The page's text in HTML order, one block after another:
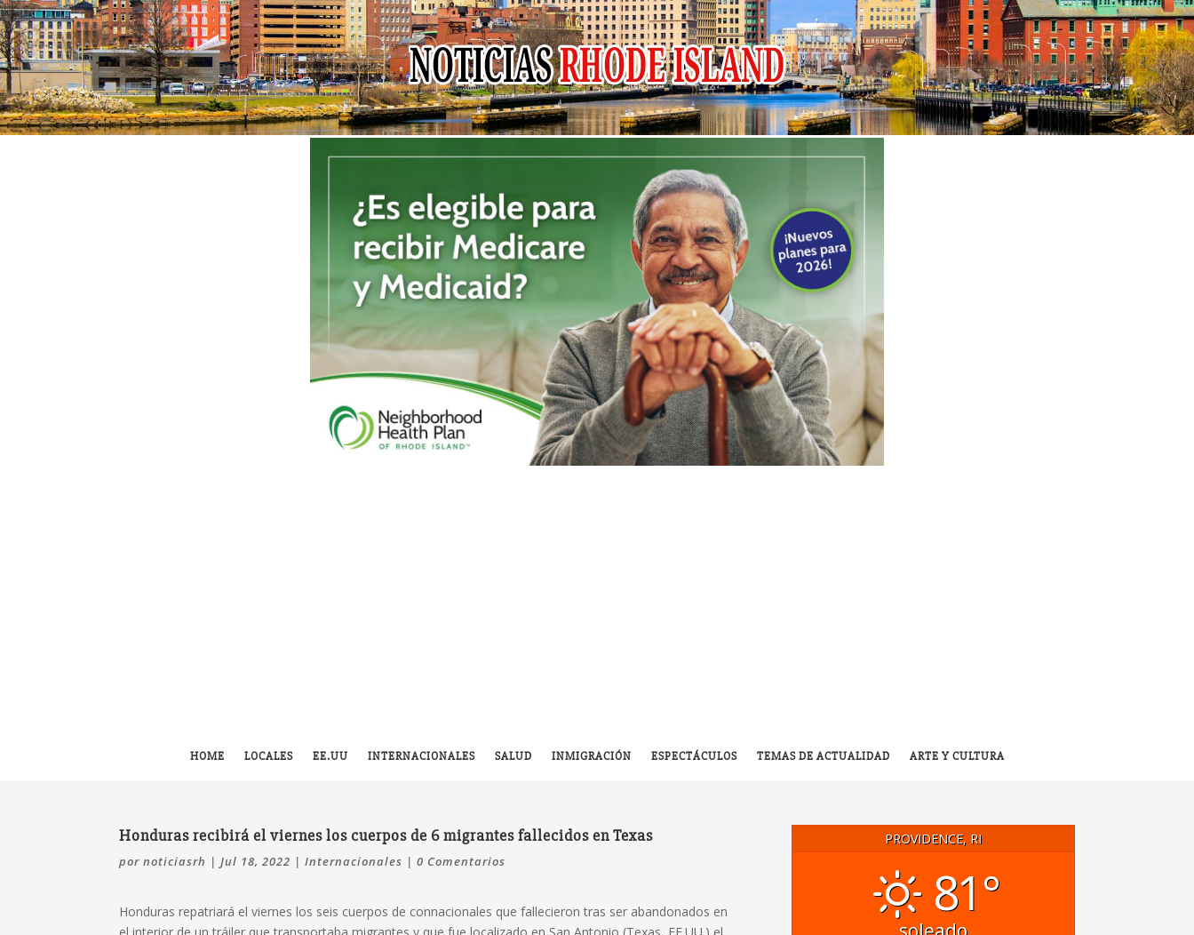
HOME LOCALES EE.UU INTERNACIONALES SALUD INMIGRACIÓN ESPECTÁCULOS TEMAS DE ACTUALIDAD ARTE Y CULTURA
Honduras recibirá el viernes los cuerpos de 6 migrantes fallecidos en Texas
pornoticiasrh |Jul 18, 2022 |Internacionales |0 Comentarios
Honduras repatriará el viernes los seis cuerpos de connacionales que fallecieron tras ser abandonados en
el interior de un tráiler que transportaba migrantes y que fue localizado en San Antonio (Texas, EE.UU.) el
PROVIDENCE, RI
81°